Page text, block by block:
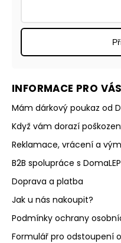
INFORMACE PRO VÁS
Mám dárkový poukaz od
Když vám dorazí
Reklamace, vrácení a
B2B spolupráce s
Doprava a platba
Jak u nás nakoupit?
Podmínky ochrany
Formulář pro odstoupení